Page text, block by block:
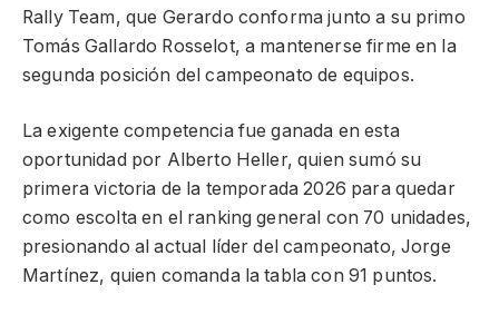
Rally Team, que Gerardo conforma junto a su primo
Tomás Gallardo Rosselot, a mantenerse firme en la
segunda posición del campeonato de equipos.
La exigente competencia fue ganada en esta
oportunidad por Alberto Heller, quien sumó su
primera victoria de la temporada 2026 para quedar
como escolta en el ranking general con 70 unidades,
presionando al actual líder del campeonato, Jorge
Martínez, quien comanda la tabla con 91 puntos.